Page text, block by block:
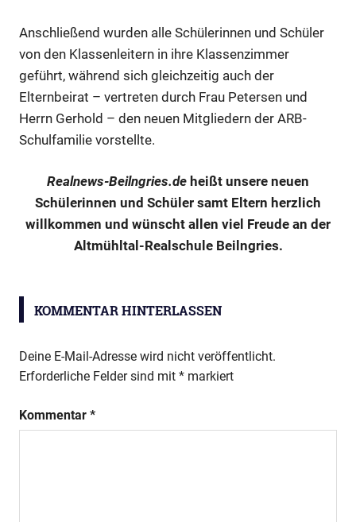
Anschließend wurden alle Schülerinnen und Schüler
von den Klassenleitern in ihre Klassenzimmer
geführt, während sich gleichzeitig auch der
Elternbeirat – vertreten durch Frau Petersen und
Herrn Gerhold – den neuen Mitgliedern der ARB-
Schulfamilie vorstellte.
Realnews-Beilngries.de heißt unsere neuen
Schülerinnen und Schüler samt Eltern herzlich
willkommen und wünscht allen viel Freude an der
Altmühltal-Realschule Beilngries.
KOMMENTAR HINTERLASSEN
Deine E-Mail-Adresse wird nicht veröffentlicht.
Erforderliche Felder sind mit * markiert
Kommentar *